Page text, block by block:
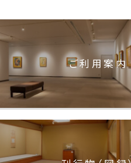
ご利用案内